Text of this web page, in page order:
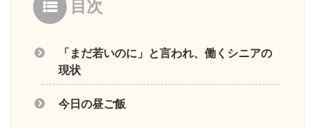
目次
「まだ若いのに」と言われ、働くシニアの
現状
今日の昼ご飯